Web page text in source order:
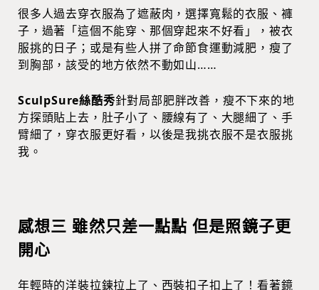
很多人過去穿衣服為了遮蔽肉，選擇寬鬆的衣服、褲
子，過著「這個不能穿、那個穿起來不好看」，被衣
服挑的日子；或是有些人拼了命節食運動減肥，瘦了
到胸部，該受的地方依然不動如山……
SculpSure絲酷秀針對局部肥胖改善，瘦不下來的地
方探頭貼上去，肚子小了、腰線有了、大腿細了、手
臂細了，穿衣服更好看，以後是我挑衣服不是衣服挑
我。
感想三 雖然只差一點點 但是照鏡子更
開心
年輕時的洋裝拉鍊拉上了、西裝扣子扣上了！看著鏡